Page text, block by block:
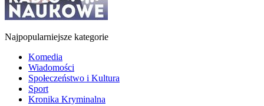
Najpopularniejsze kategorie
Komedia
Wiadomości
Społeczeństwo i Kultura
Sport
Kronika Kryminalna